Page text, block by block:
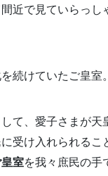
近で見ていらっし
続けていたご皇室。
て、愛子さまが天
受け入れられるこ
室を我々庶民の手